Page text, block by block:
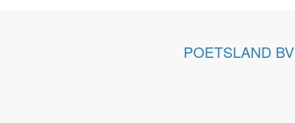
POETSLAND BV